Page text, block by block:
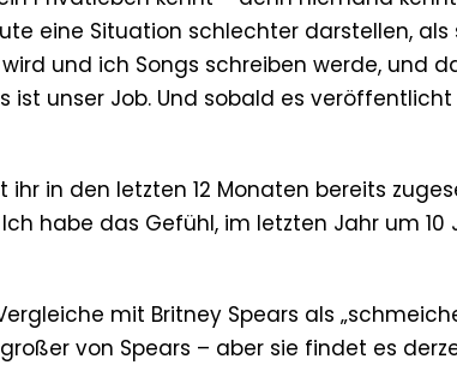
eine Situation schlechter darstellen, als
und ich Songs schreiben werde, und
ist unser Job. Und sobald es
in den letzten 12 Monaten bereits
habe das Gefühl, im letzten Jahr um 10
mit Britney Spears als
von Spears – aber sie findet es